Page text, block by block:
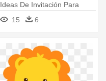
Ideas De Invitación Para
Baby Shower Español
15 6